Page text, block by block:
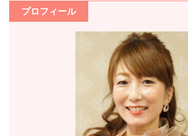
プロフィール